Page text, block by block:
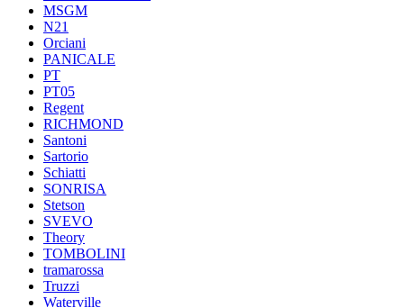
MSGM
N21
Orciani
PANICALE
PT
PT05
Regent
RICHMOND
Santoni
Sartorio
Schiatti
SONRISA
Stetson
SVEVO
Theory
TOMBOLINI
tramarossa
Truzzi
Waterville